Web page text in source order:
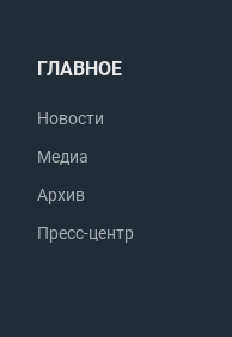
ГЛАВНОЕ
Новости
Медиа
Архив
Пресс-центр